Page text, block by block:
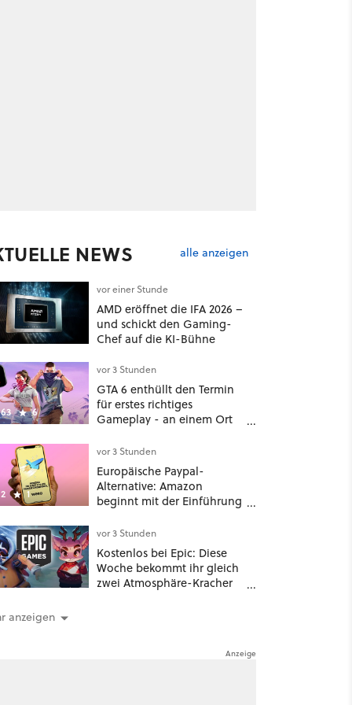
NEWS alle anzeigen
vor einer Stunde
AMD eröffnet die IFA 2026 –
und schickt den Gaming-
Chef auf die KI-Bühne
6
vor 3 Stunden
GTA 6 enthüllt den Termin
für erstes richtiges
Gameplay - an einem Ort
gerechnet hatte
1
vor 3 Stunden
Europäische Paypal-
Alternative: Amazon
beginnt mit der Einführung
vor 3 Stunden
Kostenlos bei Epic: Diese
Woche bekommt ihr gleich
zwei Atmosphäre-Kracher
anzeigen